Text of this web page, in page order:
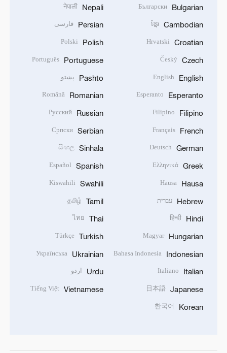
Bulgarian
Български
Cambodian
ខ្មែរ
Croatian
Hrvatski
Czech
Český
English
English
Esperanto
Esperanto
Filipino
Filipino
French
Français
German
Deutsch
Greek
Ελληνικά
Hausa
Hausa
Hebrew עברית
Hindi
हिन्दी
Hungarian
Magyar
Indonesian
Bahasa Indonesia
Italian
Italiano
Japanese
日本語
Korean
한국어
Nepali
नेपाली
Persian فارسی
Polish
Polski
Portuguese
Português
Pashto پښتو
Romanian
Română
Russian
Русский
Serbian
Српски
Sinhala
සිංහල
Spanish
Español
Swahili
Kiswahili
Tamil
தமிழ்
Thai
ไทย
Turkish
Türkçe
Ukrainian
Українська
Urdu اردو
Vietnamese
Tiếng Việt